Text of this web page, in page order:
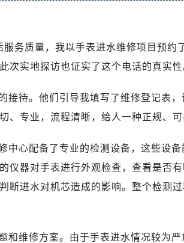
广场写字楼4号楼22层2209室（需提前预
易中心写字楼A座13层1304室（需提前
地双子塔（中央广场）A1座办公楼14层
中心写字楼A塔7层704室（需提前预约
贸易中心大厦南塔写字楼15层07室（需
厦写字楼1座30层05室（需提前预约）
写字楼B座11层1104室（需提前预约）
写字楼15层03室（需提前预约）
代广场写字楼9层902室（需提前预约）
世茂环球金融中心写字楼（芙蓉广场）
务质量，我以手表进水维修项目预约
次实地探访也证实了这个电话的真实性
接待。他们引导我填写了维修登记表
、专业，流程清晰，给人一种正规、可
中心配备了专业的检测设备，这些设
仪器对手表进行外观检查，查看是否
断进水对机芯造成的影响。整个检测
和维修方案。由于手表进水情况较为